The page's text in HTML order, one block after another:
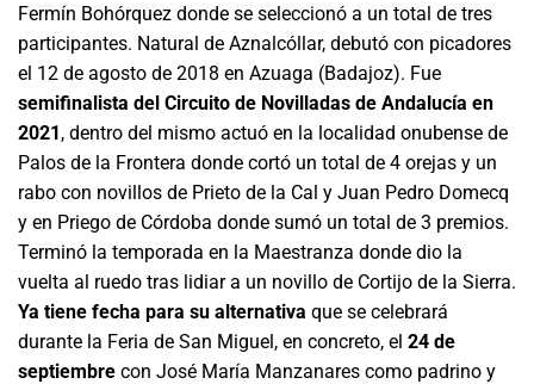
Fermín Bohórquez donde se seleccionó a un total de tres
participantes. Natural de Aznalcóllar, debutó con picadores
el 12 de agosto de 2018 en Azuaga (Badajoz). Fue
semifinalista del Circuito de Novilladas de Andalucía en
2021, dentro del mismo actuó en la localidad onubense de
Palos de la Frontera donde cortó un total de 4 orejas y un
rabo con novillos de Prieto de la Cal y Juan Pedro Domecq
y en Priego de Córdoba donde sumó un total de 3 premios.
Terminó la temporada en la Maestranza donde dio la
vuelta al ruedo tras lidiar a un novillo de Cortijo de la Sierra.
Ya tiene fecha para su alternativa que se celebrará
durante la Feria de San Miguel, en concreto, el 24 de
septiembre con José María Manzanares como padrino y